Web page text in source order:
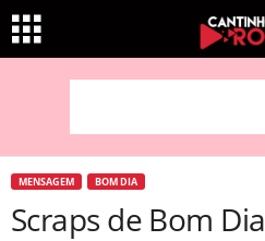
MENSAGEM BOM DIA
Scraps de Bom Dia